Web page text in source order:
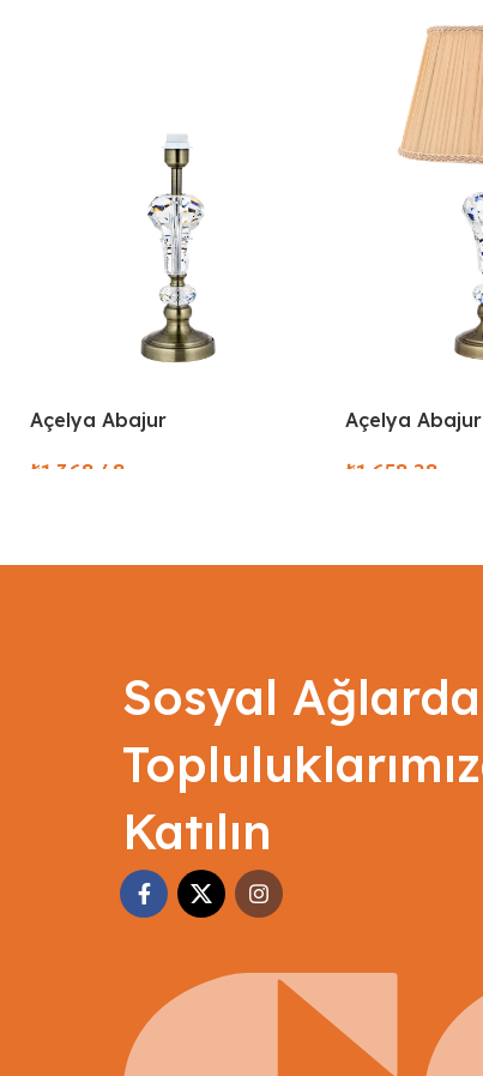
Açelya Abajur
₺
Açelya Abajur
₺
Sosyal
Katılın